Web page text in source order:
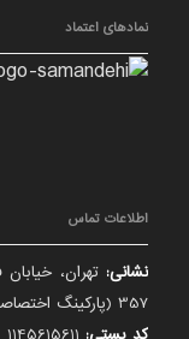
نمادهای اعتماد
اطلاعات تماس
نشانی: تهران،
357 (پارکینگ اختصاصی)